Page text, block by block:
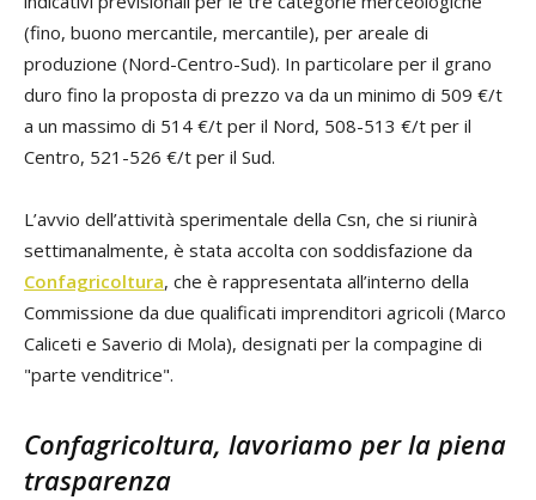
(fino, buono mercantile, mercantile), per areale di
produzione (Nord-Centro-Sud). In particolare per il grano
duro fino la proposta di prezzo va da un minimo di 509 €/t
a un massimo di 514 €/t per il Nord, 508-513 €/t per il
Centro, 521-526 €/t per il Sud.
L’avvio dell’attività sperimentale della Csn, che si riunirà
settimanalmente, è stata accolta con soddisfazione da
Confagricoltura, che è rappresentata all’interno della
Commissione da due qualificati imprenditori agricoli (Marco
Caliceti e Saverio di Mola), designati per la compagine di
"parte venditrice".
Confagricoltura, lavoriamo per la piena
trasparenza